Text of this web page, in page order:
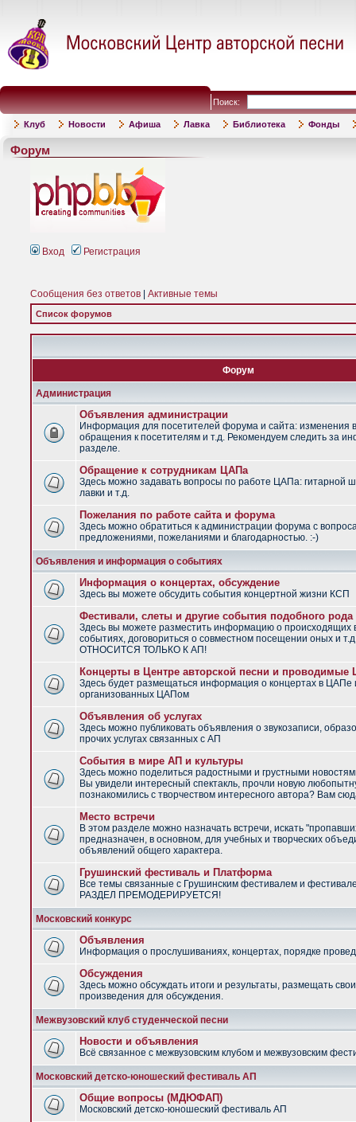
Поиск:
Клуб Новости Афиша Лавка Библиотека Фонды
Форум
Вход Регистрация
Сообщения без ответов Активные темы
Список форумов
Форум
Администрация
Объявления администрации
Информация для посетителей форума и сайта: изменения
обращения к посетителям и т.д. Рекомендуем следить за
разделе.
Обращение к сотрудникам ЦАПа
Здесь можно задавать вопросы по работе ЦАПа: гитарной
лавки и т.д.
Пожелания по работе сайта и форума
Здесь можно обратиться к администрации форума с
предложениями, пожеланиями и благодарностью. :-)
Объявления и информация о событиях
Информация о концертах, обсуждение
Здесь вы можете обсудить события концертной жизни КСП
Фестивали, слеты и другие события подобного рода
Здесь вы можете разместить информацию о
событиях, договориться о совместном посещении оных и
ОТНОСИТСЯ ТОЛЬКО К АП!
Концерты в Центре авторской песни и
Здесь будет размещаться информация о концертах в ЦАПе
организованных ЦАПом
Объявления об услугах
Здесь можно публиковать объявления о звукозаписи,
прочих услугах связанных с АП
События в мире АП и культуры
Здесь можно поделиться радостными и грустными
Вы увидели интересный спектакль, прочли новую
познакомились с творчеством интересного автора? Вам
Место встречи
В этом разделе можно назначать встречи, искать
предназначен, в основном, для учебных и творческих
объявлений общего характера.
Грушинский фестиваль и Платформа
Все темы связанные с Грушинским фестивалем и
РАЗДЕЛ ПРЕМОДЕРИРУЕТСЯ!
Московский конкурс
Объявления
Информация о прослушиваниях, концертах, порядке
Обсуждения
Здесь можно обсуждать итоги и результаты, размещать
произведения для обсуждения.
Межвузовский клуб студенческой песни
Новости и объявления
Всё связанное с межвузовским клубом и межвузовским
Московский детско-юношеский фестиваль АП
Общие вопросы (МДЮФАП)
Московский детско-юношеский фестиваль АП